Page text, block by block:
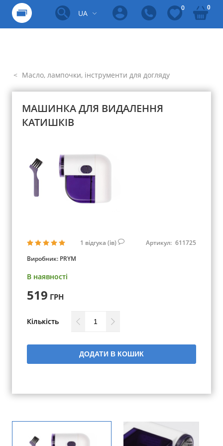
UA
0 0
Масло, лампочки, інструменти для догляду
МАШИНКА ДЛЯ ВИДАЛЕННЯ
КАТИШКІВ
1 відгука (ів) Артикул: 611725
Виробник: PRYM
В наявності
519 ГРН
Кількість
ДОДАТИ В КОШИК